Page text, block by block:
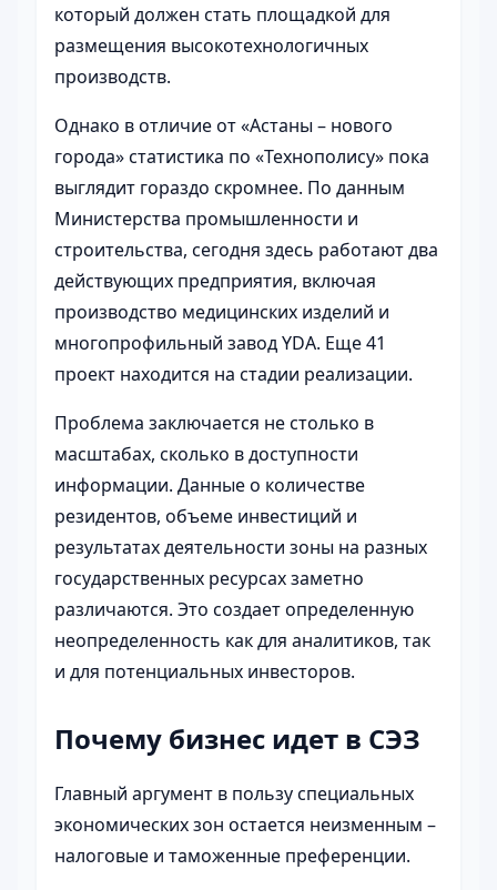
который должен стать площадкой для
размещения высокотехнологичных
производств.
Однако в отличие от «Астаны – нового
города» статистика по «Технополису» пока
выглядит гораздо скромнее. По данным
Министерства промышленности и
строительства, сегодня здесь работают два
действующих предприятия, включая
производство медицинских изделий и
многопрофильный завод YDA. Еще 41
проект находится на стадии реализации.
Проблема заключается не столько в
масштабах, сколько в доступности
информации. Данные о количестве
резидентов, объеме инвестиций и
результатах деятельности зоны на разных
государственных ресурсах заметно
различаются. Это создает определенную
неопределенность как для аналитиков, так
и для потенциальных инвесторов.
Почему бизнес идет в СЭЗ
Главный аргумент в пользу специальных
экономических зон остается неизменным –
налоговые и таможенные преференции.